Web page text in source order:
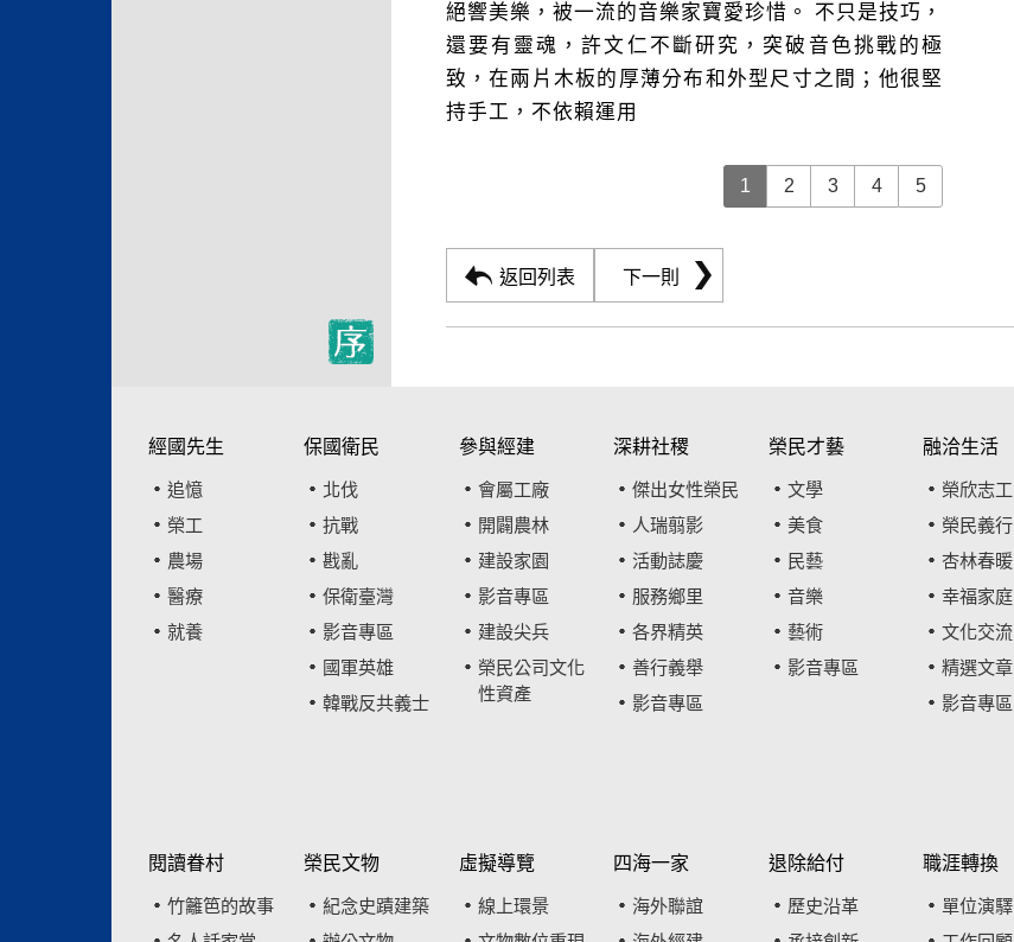
絕響美樂，被一流的音樂家寶愛珍惜。 不只是技巧，
還要有靈魂，許文仁不斷研究，突破音色挑戰的極
致，在兩片木板的厚薄分布和外型尺寸之間；他很堅
持手工，不依賴運用
1 2 3 4 5
返回列表 下一則
經國先生
追憶
榮工
農場
醫療
就養
保國衛民
北伐
抗戰
戡亂
保衛臺灣
影音專區
國軍英雄
韓戰反共義士
參與經建
會屬工廠
開闢農林
建設家園
影音專區
建設尖兵
榮民公司文化
性資產
深耕社稷
傑出女性榮民
人瑞翦影
活動誌慶
服務鄉里
各界精英
善行義舉
影音專區
榮民才藝
文學
美食
民藝
音樂
藝術
影音專區
融洽生活
榮欣志工
榮民義行
杏林春暖
幸福家庭
文化交流
精選文章
影音專區
閱讀眷村
竹籬笆的故事
榮民文物
紀念史蹟建築
虛擬導覽
線上環景
四海一家
海外聯誼
退除給付
歷史沿革
職涯轉換
單位演驛